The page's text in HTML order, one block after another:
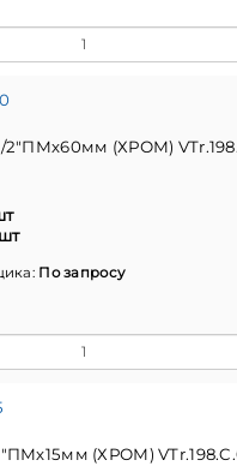
2"ПМх60мм (ХРОМ)
По запросу
(ХРОМ)